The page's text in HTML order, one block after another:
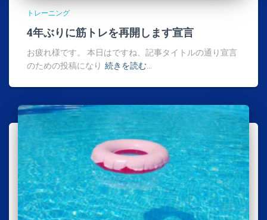
トレーニング
4年ぶりに筋トレを再開します宣言
お疲れ様です。 本日はですね、記事タイトルの通り宣言
のための投稿になり 続きを読む…